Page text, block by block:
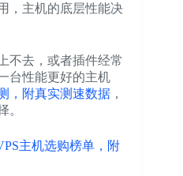
，主机的底层性能决
不去，或者插件经常
台性能更好的主机
，附真实测速数据 ，
。
主机选购榜单，附